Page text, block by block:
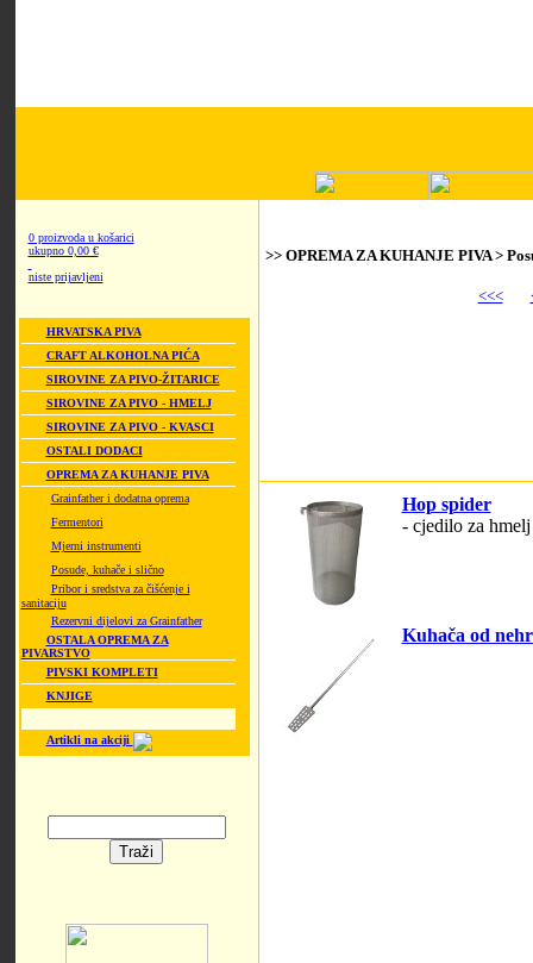
0 proizvoda u košarici
ukupno 0,00 €
niste prijavljeni
HRVATSKA PIVA
CRAFT ALKOHOLNA PIĆA
SIROVINE ZA PIVO-ŽITARICE
SIROVINE ZA PIVO - HMELJ
SIROVINE ZA PIVO - KVASCI
OSTALI DODACI
OPREMA ZA KUHANJE PIVA
Grainfather i dodatna oprema
Fermentori
Mjerni instrumenti
Posude, kuhače i slično
Pribor i sredstva za čišćenje i
sanitaciju
Rezervni dijelovi za Grainfather
OSTALA OPREMA ZA
PIVARSTVO
PIVSKI KOMPLETI
KNJIGE
Artikli na akciji
>> OPREMA ZA KUHANJE PIVA >
<<<
Hop spider
- cjedilo za hmelj
Kuhača od